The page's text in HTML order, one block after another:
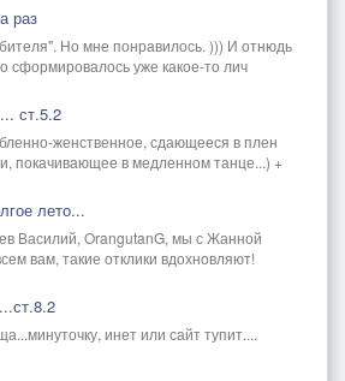
раз
Но мне понравилось. ))) И отнюдь
сформировалось уже какое-то лич
ст.5.2
женственное, сдающееся в плен
покачивающее в медленном танце...) +
лето...
Василий, OrangutanG, мы с Жанной
вам, такие отклики вдохновляют!
инет или сайт тупит....